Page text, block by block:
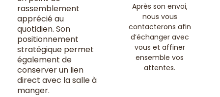
rassemblement
apprécié au
quotidien. Son
positionnement
stratégique permet
également de
conserver un lien
direct avec la salle à
manger.
Après son envoi,
nous vous
contacterons afin
d’échanger avec
vous et affiner
ensemble vos
attentes.